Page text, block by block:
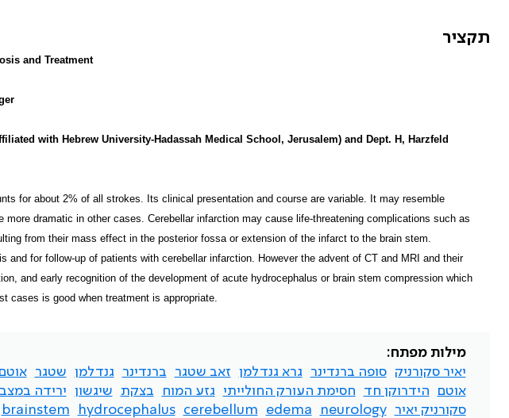
תקציר
and Treatment
with Hebrew University-Hadassah Medical School, Jerusalem) and Dept. H, Harzfeld
for about 2% of all strokes. Its clinical presentation and course are variable. It may resemble
dramatic in other cases. Cerebellar infarction may cause life-threatening complications such as
from their mass effect in the posterior fossa or extension of the infarct to the brain stem.
and for follow-up of patients with cerebellar infarction. However the advent of CT and MRI and their
and early recognition of the development of acute hydrocephalus or brain stem compression which
cases is good when treatment is appropriate.
מילות מפתח:
יאיר סקורניק
סופה ברנדינר גרא גנדלמן זאב שטגר ברנדינר גנדלמן שטגר אוטם
אוטם
הידרוקן חד חסימת העורק החולייתי גזע המוח בצקת שיגשון ירידה
סקורניק יאיר
neurology
edema
cerebellum
hydrocephalus
brainstem